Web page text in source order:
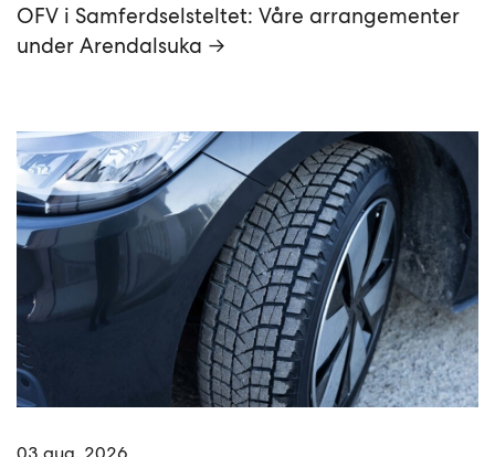
OFV i Samferdselsteltet: Våre arrangementer
under Arendalsuka →